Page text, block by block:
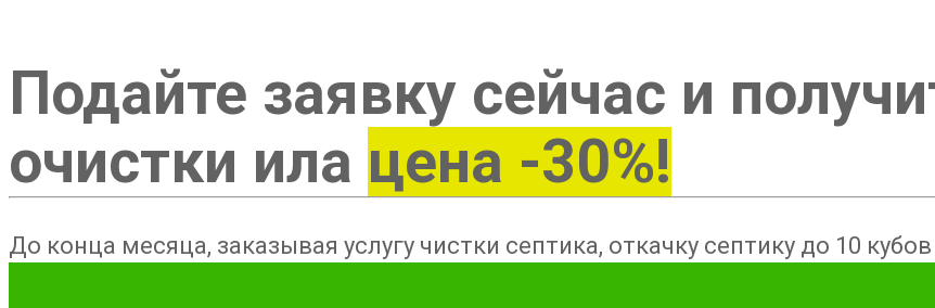
Подайте заявку сейчас и
очистки ила цена -30%!
До конца месяца, заказывая услугу чистки септика, откачку септику до 10